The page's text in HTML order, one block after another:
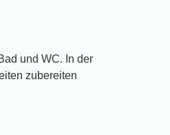
und WC. In der
zubereiten